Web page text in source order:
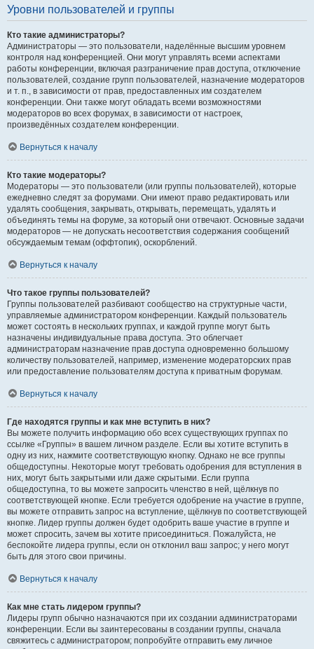
Уровни пользователей и группы
Кто такие администраторы?
Администраторы — это пользователи, наделённые высшим уровнем
контроля над конференцией. Они могут управлять всеми аспектами
работы конференции, включая разграничение прав доступа, отключение
пользователей, создание групп пользователей, назначение модераторов
и т. п., в зависимости от прав, предоставленных им создателем
конференции. Они также могут обладать всеми возможностями
модераторов во всех форумах, в зависимости от настроек,
произведённых создателем конференции.
Вернуться к началу
Кто такие модераторы?
Модераторы — это пользователи (или группы пользователей), которые
ежедневно следят за форумами. Они имеют право редактировать или
удалять сообщения, закрывать, открывать, перемещать, удалять и
объединять темы на форуме, за который они отвечают. Основные задачи
модераторов — не допускать несоответствия содержания сообщений
обсуждаемым темам (оффтопик), оскорблений.
Вернуться к началу
Что такое группы пользователей?
Группы пользователей разбивают сообщество на структурные части,
управляемые администратором конференции. Каждый пользователь
может состоять в нескольких группах, и каждой группе могут быть
назначены индивидуальные права доступа. Это облегчает
администраторам назначение прав доступа одновременно большому
количеству пользователей, например, изменение модераторских прав
или предоставление пользователям доступа к приватным форумам.
Вернуться к началу
Где находятся группы и как мне вступить в них?
Вы можете получить информацию обо всех существующих группах по
ссылке «Группы» в вашем личном разделе. Если вы хотите вступить в
одну из них, нажмите соответствующую кнопку. Однако не все группы
общедоступны. Некоторые могут требовать одобрения для вступления в
них, могут быть закрытыми или даже скрытыми. Если группа
общедоступна, то вы можете запросить членство в ней, щёлкнув по
соответствующей кнопке. Если требуется одобрение на участие в группе,
вы можете отправить запрос на вступление, щёлкнув по соответствующей
кнопке. Лидер группы должен будет одобрить ваше участие в группе и
может спросить, зачем вы хотите присоединиться. Пожалуйста, не
беспокойте лидера группы, если он отклонил ваш запрос; у него могут
быть для этого свои причины.
Вернуться к началу
Как мне стать лидером группы?
Лидеры групп обычно назначаются при их создании администраторами
конференции. Если вы заинтересованы в создании группы, сначала
свяжитесь с администратором; попробуйте отправить ему личное